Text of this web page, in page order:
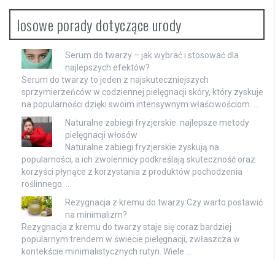
losowe porady dotyczące urody
Serum do twarzy – jak wybrać i stosować dla
najlepszych efektów?
Serum do twarzy to jeden z najskuteczniejszych
sprzymierzeńców w codziennej pielęgnacji skóry, który zyskuje
na popularności dzięki swoim intensywnym właściwościom. …
Naturalne zabiegi fryzjerskie: najlepsze metody
pielęgnacji włosów
Naturalne zabiegi fryzjerskie zyskują na
popularności, a ich zwolennicy podkreślają skuteczność oraz
korzyści płynące z korzystania z produktów pochodzenia
roślinnego. …
Rezygnacja z kremu do twarzy:Czy warto postawić
na minimalizm?
Rezygnacja z kremu do twarzy staje się coraz bardziej
popularnym trendem w świecie pielęgnacji, zwłaszcza w
kontekście minimalistycznych rutyn. Wiele …